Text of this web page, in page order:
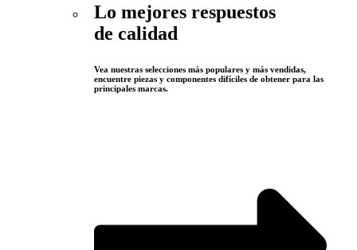
Lo mejores respuestos
de calidad
Vea nuestras selecciones más populares y más vendidas,
encuentre piezas y componentes difíciles de obtener para las
principales marcas.